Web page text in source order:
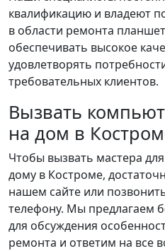
квалификацию и владеют
в области ремонта
обеспечивать высокое
удовлетворять
требовательных клиентов.
Вызвать
на дом в
Чтобы вызвать мастера
дому в Костроме,
нашем сайте или
телефону. Мы предлагаем
для обсуждения
ремонта и ответим на все